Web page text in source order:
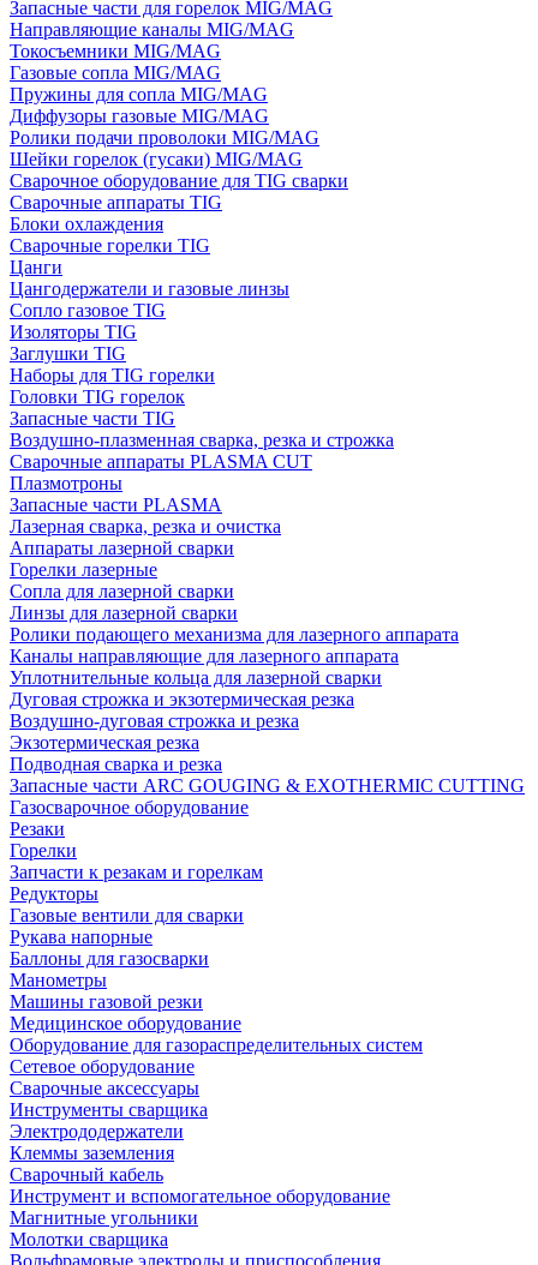
Запасные части для горелок MIG/MAG
Направляющие каналы MIG/MAG
Токосъемники MIG/MAG
Газовые сопла MIG/MAG
Пружины для сопла MIG/MAG
Диффузоры газовые MIG/MAG
Ролики подачи проволоки MIG/MAG
Шейки горелок (гусаки) MIG/MAG
Сварочное оборудование для TIG сварки
Сварочные аппараты TIG
Блоки охлаждения
Сварочные горелки TIG
Цанги
Цангодержатели и газовые линзы
Сопло газовое TIG
Изоляторы TIG
Заглушки TIG
Наборы для TIG горелки
Головки TIG горелок
Запасные части TIG
Воздушно-плазменная сварка, резка и строжка
Сварочные аппараты PLASMA CUT
Плазмотроны
Запасные части PLASMA
Лазерная сварка, резка и очистка
Аппараты лазерной сварки
Горелки лазерные
Сопла для лазерной сварки
Линзы для лазерной сварки
Ролики подающего механизма для лазерного аппарата
Каналы направляющие для лазерного аппарата
Уплотнительные кольца для лазерной сварки
Дуговая строжка и экзотермическая резка
Воздушно-дуговая строжка и резка
Экзотермическая резка
Подводная сварка и резка
Запасные части ARC GOUGING & EXOTHERMIC CUTTING
Газосварочное оборудование
Резаки
Горелки
Запчасти к резакам и горелкам
Редукторы
Газовые вентили для сварки
Рукава напорные
Баллоны для газосварки
Манометры
Машины газовой резки
Медицинское оборудование
Оборудование для газораспределительных систем
Сетевое оборудование
Сварочные аксессуары
Инструменты сварщика
Электрододержатели
Клеммы заземления
Сварочный кабель
Инструмент и вспомогательное оборудование
Магнитные угольники
Молотки сварщика
Вольфрамовые электроды и приспособления